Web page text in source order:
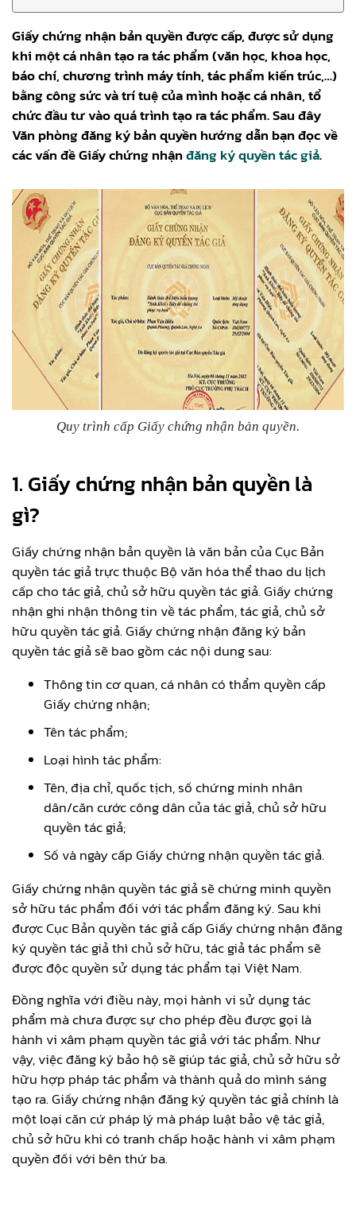
Giấy chứng nhận bản quyền được cấp, được sử dụng
khi một cá nhân tạo ra tác phẩm (văn học, khoa học,
báo chí, chương trình máy tính, tác phẩm kiến trúc,…)
bằng công sức và trí tuệ của mình hoặc cá nhân, tổ
chức đầu tư vào quá trình tạo ra tác phẩm. Sau đây
Văn phòng đăng ký bản quyền hướng dẫn bạn đọc về
các vấn đề Giấy chứng nhậnđăng ký quyền tác giả.
Quy trình cấp Giấy chứng nhận bản quyền.
1. Giấy chứng nhận bản quyền là
gì?
Giấy chứng nhận bản quyền là văn bản của Cục Bản
quyền tác giả trực thuộc Bộ văn hóa thể thao du lịch
cấp cho tác giả, chủ sở hữu quyền tác giả. Giấy chứng
nhận ghi nhận thông tin về tác phẩm, tác giả, chủ sở
hữu quyền tác giả. Giấy chứng nhận đăng ký bản
quyền tác giả sẽ bao gồm các nội dung sau:
Thông tin cơ quan, cá nhân có thẩm quyền cấp
Giấy chứng nhận;
Tên tác phẩm;
Loại hình tác phẩm:
Tên, địa chỉ, quốc tịch, số chứng minh nhân
dân/căn cước công dân của tác giả, chủ sở hữu
quyền tác giả;
Số và ngày cấp Giấy chứng nhận quyền tác giả.
Giấy chứng nhận quyền tác giả sẽ chứng minh quyền
sở hữu tác phẩm đối với tác phẩm đăng ký. Sau khi
được Cục Bản quyền tác giả cấp Giấy chứng nhận đăng
ký quyền tác giả thì chủ sở hữu, tác giả tác phẩm sẽ
được độc quyền sử dụng tác phẩm tại Việt Nam.
Đồng nghĩa với điều này, mọi hành vi sử dụng tác
phẩm mà chưa được sự cho phép đều được gọi là
hành vi xâm phạm quyền tác giả với tác phẩm. Như
vậy, việc đăng ký bảo hộ sẽ giúp tác giả, chủ sở hữu sở
hữu hợp pháp tác phẩm và thành quả do mình sáng
tạo ra. Giấy chứng nhận đăng ký quyền tác giả chính là
một loại căn cứ pháp lý mà pháp luật bảo vệ tác giả,
chủ sở hữu khi có tranh chấp hoặc hành vi xâm phạm
quyền đối với bên thứ ba.